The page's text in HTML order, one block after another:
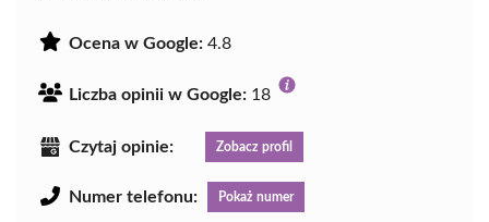
Ocena w Google: 4.8
Liczba opinii w Google: 18
Czytaj opinie: Zobacz profil
Numer telefonu: Pokaż numer